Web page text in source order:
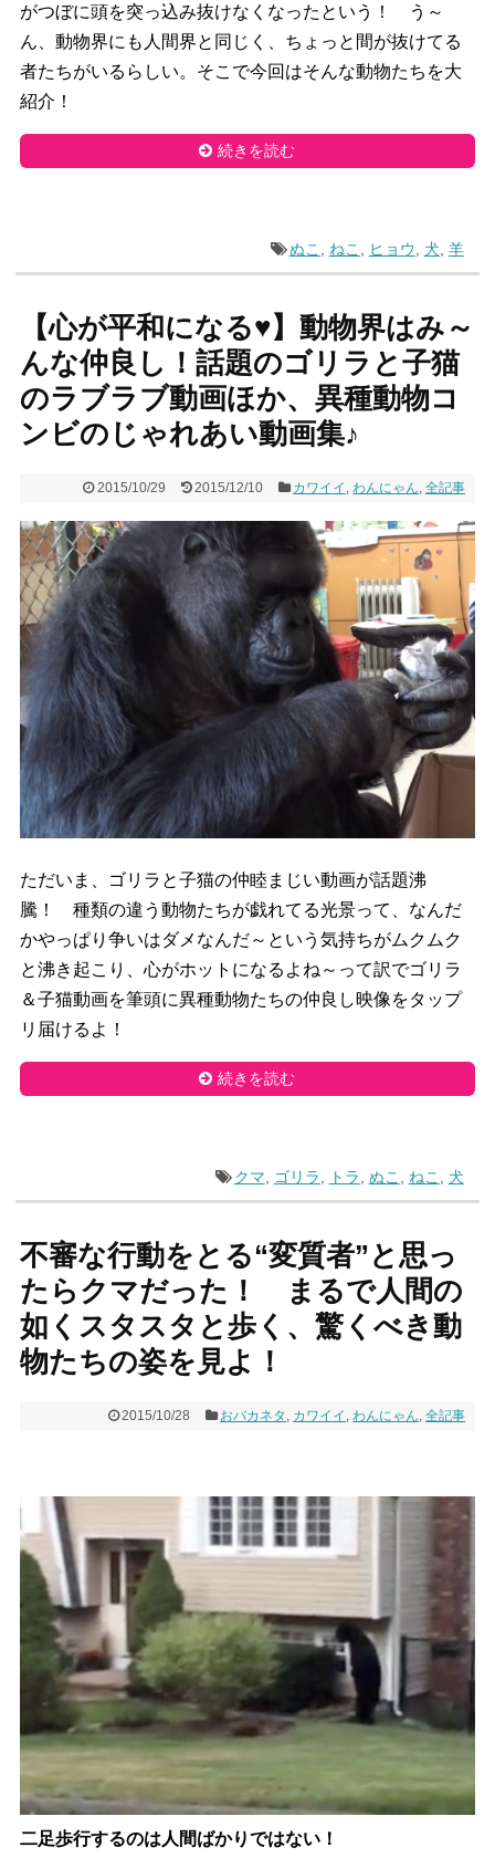
がつぼに頭を突っ込み抜けなくなったという！ う～
ん、動物界にも人間界と同じく、ちょっと間が抜けてる
者たちがいるらしい。そこで今回はそんな動物たちを大
紹介！
続きを読む
ぬこ ねこ ヒョウ 犬 羊
【心が平和になる♥】動物界はみ～
んな仲良し！話題のゴリラと子猫
のラブラブ動画ほか、異種動物コ
ンビのじゃれあい動画集♪
2015/10/29 2015/12/10 カワイイ わんにゃん ,全記事
ただいま、ゴリラと子猫の仲睦まじい動画が話題沸
騰！ 種類の違う動物たちが戯れてる光景って、なんだ
かやっぱり争いはダメなんだ～という気持ちがムクムク
と沸き起こり、心がホットになるよね～って訳でゴリラ
＆子猫動画を筆頭に異種動物たちの仲良し映像をタップ
リ届けるよ！
続きを読む
クマ, ゴリラ, トラ, ぬこ , ねこ , 犬
不審な行動をとる“変質者”と思っ
たらクマだった！ まるで人間の
如くスタスタと歩く、驚くべき動
物たちの姿を見よ！
2015/10/28 おバカネタ , カワイイ ,わんにゃん,全記事
二足歩行するのは人間ばかりではない！